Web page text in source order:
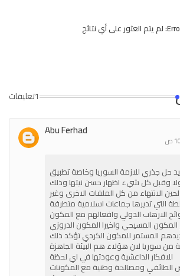
لم يتم العثور على أي نتائج
1تعليقات
Abu Ferhad
حل جذري للازمة السوريا وخاصة تطبيق
عليها اولا وقبل كل شيء اظهار حسن نيتها وذلك
الانتهاء من كل الملفات الاخرى وغير
التي تديرها جماعات اسلامية متطرفة
الارهاب الدولي وافعالهم مع المكون
المسيحي واخيرا المكون الدروزي
المستمر للمكون الكردي تؤكد ذلك
من سوريا لان هؤلاء هم البيئة الجاهزة
للافكار الداعشية وعودتها في اي لحظة
الطائفي ومصالحة وطنية مع المكونات